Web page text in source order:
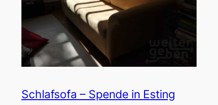
Schlafsofa – Spende in Esting